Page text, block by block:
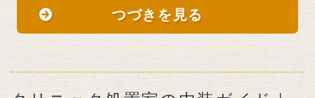
つづきを見る